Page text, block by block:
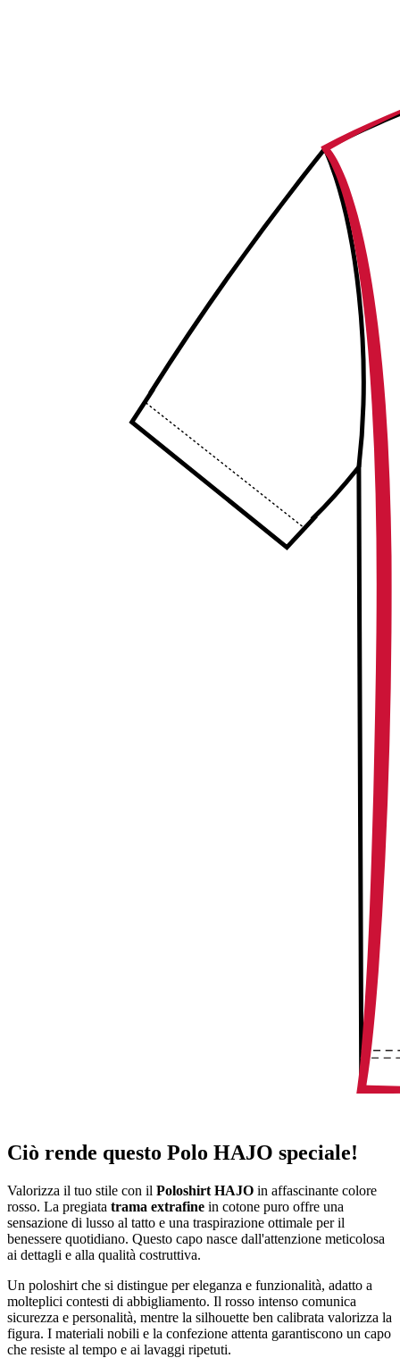
Ciò rende questo Polo HAJO speciale!
Valorizza il tuo stile con il Poloshirt HAJO in affascinante colore
rosso. La pregiata trama extrafine in cotone puro offre una
sensazione di lusso al tatto e una traspirazione ottimale per il
benessere quotidiano. Questo capo nasce dall'attenzione meticolosa
ai dettagli e alla qualità costruttiva.
Un poloshirt che si distingue per eleganza e funzionalità, adatto a
molteplici contesti di abbigliamento. Il rosso intenso comunica
sicurezza e personalità, mentre la silhouette ben calibrata valorizza la
figura. I materiali nobili e la confezione attenta garantiscono un capo
che resiste al tempo e ai lavaggi ripetuti.